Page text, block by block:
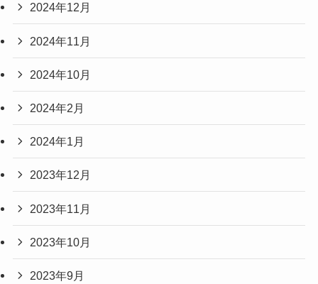
2024年12月
2024年11月
2024年10月
2024年2月
2024年1月
2023年12月
2023年11月
2023年10月
2023年9月